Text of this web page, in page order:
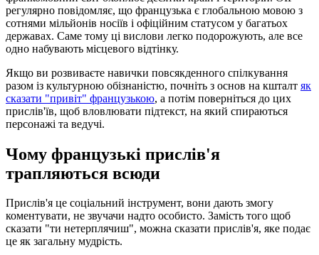
регулярно повідомляє, що французька є глобальною мовою з
сотнями мільйонів носіїв і офіційним статусом у багатьох
державах. Саме тому ці вислови легко подорожують, але все
одно набувають місцевого відтінку.
Якщо ви розвиваєте навички повсякденного спілкування
разом із культурною обізнаністю, почніть з основ на кшталт як
сказати "привіт" французькою, а потім поверніться до цих
прислів'їв, щоб вловлювати підтекст, на який спираються
персонажі та ведучі.
Чому французькі прислів'я
трапляються всюди
Прислів'я це соціальний інструмент, вони дають змогу
коментувати, не звучачи надто особисто. Замість того щоб
сказати "ти нетерплячиш", можна сказати прислів'я, яке подає
це як загальну мудрість.